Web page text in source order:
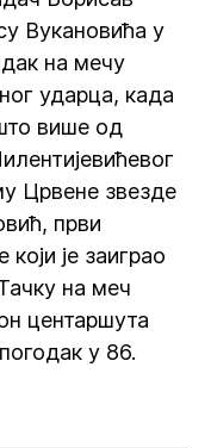
Вукановића у
на мечу
ударца, када
више од
Црвене звезде
први
је заиграо
на меч
центаршута
у 86.